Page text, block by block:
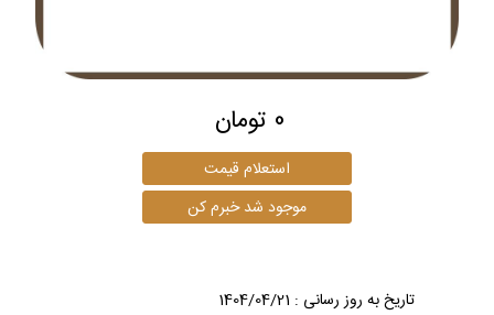
0 تومان
تاریخ به روز رسانی : 1404/04/21